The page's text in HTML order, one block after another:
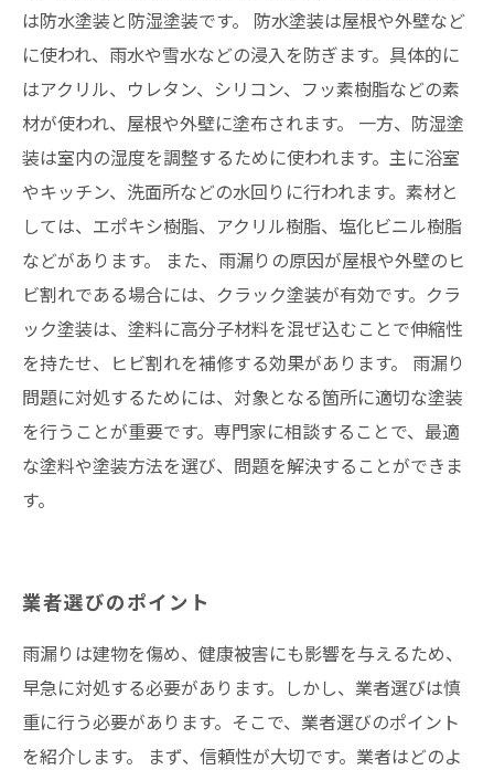
は防水塗装と防湿塗装です。 防水塗装は屋根や外壁など
に使われ、雨水や雪水などの浸入を防ぎます。具体的に
はアクリル、ウレタン、シリコン、フッ素樹脂などの素
材が使われ、屋根や外壁に塗布されます。 一方、防湿塗
装は室内の湿度を調整するために使われます。主に浴室
やキッチン、洗面所などの水回りに行われます。素材と
しては、エポキシ樹脂、アクリル樹脂、塩化ビニル樹脂
などがあります。 また、雨漏りの原因が屋根や外壁のヒ
ビ割れである場合には、クラック塗装が有効です。クラ
ック塗装は、塗料に高分子材料を混ぜ込むことで伸縮性
を持たせ、ヒビ割れを補修する効果があります。 雨漏り
問題に対処するためには、対象となる箇所に適切な塗装
を行うことが重要です。専門家に相談することで、最適
な塗料や塗装方法を選び、問題を解決することができま
す。
業者選びのポイント
雨漏りは建物を傷め、健康被害にも影響を与えるため、
早急に対処する必要があります。しかし、業者選びは慎
重に行う必要があります。そこで、業者選びのポイント
を紹介します。 まず、信頼性が大切です。業者はどのよ